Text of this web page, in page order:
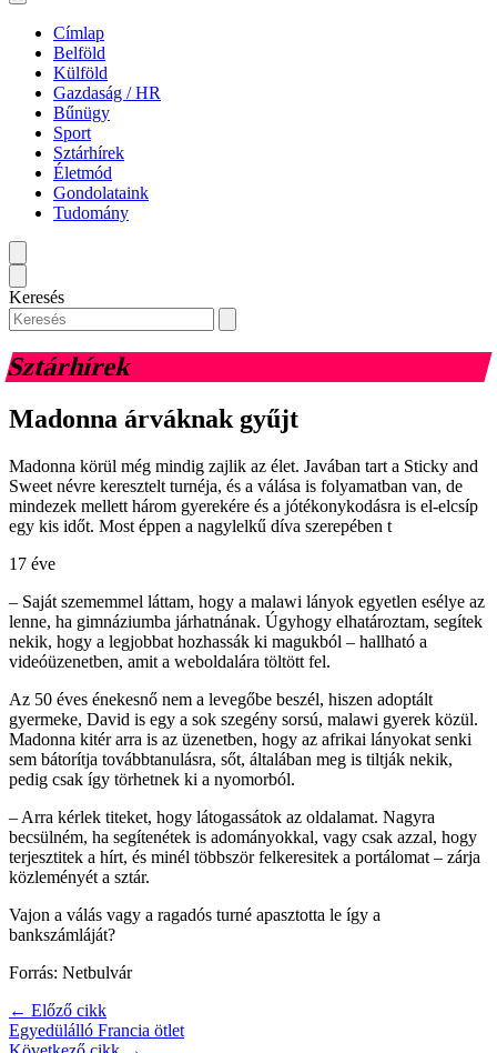
Címlap
Belföld
Külföld
Gazdaság / HR
Bűnügy
Sport
Sztárhírek
Életmód
Gondolataink
Tudomány
Keresés
Sztárhírek
Madonna árváknak gyűjt
Madonna körül még mindig zajlik az élet. Javában tart a Sticky and
Sweet névre keresztelt turnéja, és a válása is folyamatban van, de
mindezek mellett három gyerekére és a jótékonykodásra is el-elcsíp
egy kis időt. Most éppen a nagylelkű díva szerepében t
17 éve
– Saját szememmel láttam, hogy a malawi lányok egyetlen esélye az
lenne, ha gimnáziumba járhatnának. Úgyhogy elhatároztam, segítek
nekik, hogy a legjobbat hozhassák ki magukból – hallható a
videóüzenetben, amit a weboldalára töltött fel.
Az 50 éves énekesnő nem a levegőbe beszél, hiszen adoptált
gyermeke, David is egy a sok szegény sorsú, malawi gyerek közül.
Madonna kitér arra is az üzenetben, hogy az afrikai lányokat senki
sem bátorítja továbbtanulásra, sőt, általában meg is tiltják nekik,
pedig csak így törhetnek ki a nyomorból.
– Arra kérlek titeket, hogy látogassátok az oldalamat. Nagyra
becsülném, ha segítenétek is adományokkal, vagy csak azzal, hogy
terjesztitek a hírt, és minél többször felkeresitek a portálomat – zárja
közleményét a sztár.
Vajon a válás vagy a ragadós turné apasztotta le így a
bankszámláját?
Forrás: Netbulvár
← Előző cikk
Egyedülálló Francia ötlet